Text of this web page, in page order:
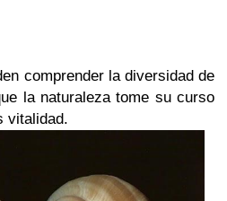
comprender la diversidad de
la naturaleza tome su curso
vitalidad.